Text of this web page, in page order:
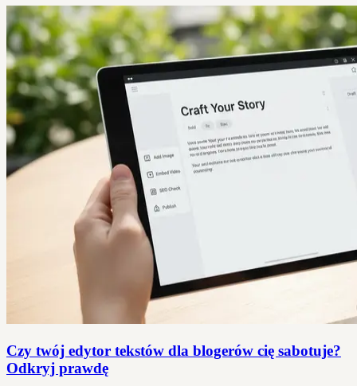
Czy twój edytor tekstów dla blogerów cię sabotuje?
Odkryj prawdę